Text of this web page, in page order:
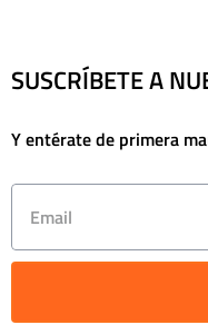
SUSCRÍBETE A
Y entérate de primera